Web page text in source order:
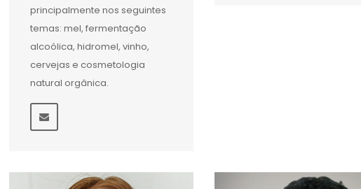
principalmente nos seguintes
temas: mel, fermentação
alcoólica, hidromel, vinho,
cervejas e cosmetologia
natural orgânica.